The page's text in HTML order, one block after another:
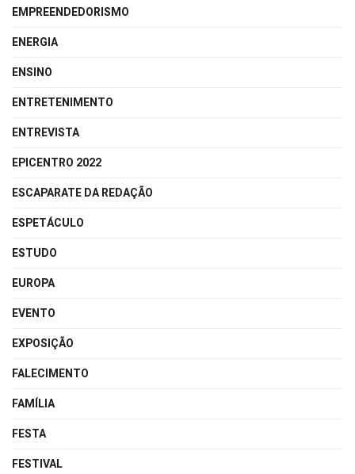
EMPREENDEDORISMO
ENERGIA
ENSINO
ENTRETENIMENTO
ENTREVISTA
EPICENTRO 2022
ESCAPARATE DA REDAÇÃO
ESPETÁCULO
ESTUDO
EUROPA
EVENTO
EXPOSIÇÃO
FALECIMENTO
FAMÍLIA
FESTA
FESTIVAL